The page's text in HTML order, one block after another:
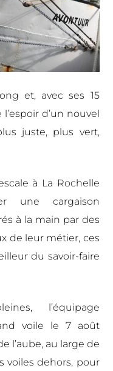
et, avec ses 15
d’un nouvel
juste, plus vert,
à La Rochelle
une cargaison
à la main par des
de leur métier, ces
du savoir-faire
l’équipage
voile le 7 août
l’aube, au large de
voiles dehors, pour